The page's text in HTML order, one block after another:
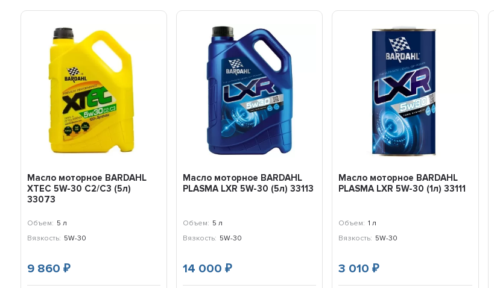
Масло моторное BARDAHL
XTEC 5W-30 C2/C3 (5л)
33073
Объем: 5 л
Вязкость: 5W-30
9 860₽
Масло моторное BARDAHL
PLASMA LXR 5W-30 (5л) 33113
Объем: 5 л
Вязкость: 5W-30
14 000₽
Масло моторное BARDAHL
PLASMA LXR 5W-30 (1л) 33111
Объем: 1 л
Вязкость: 5W-30
3 010₽